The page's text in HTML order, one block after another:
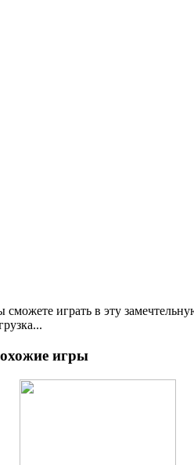
сможете играть в эту
игры